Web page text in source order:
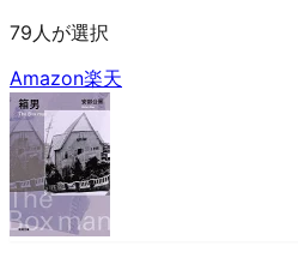
79人が選択
Amazon楽天